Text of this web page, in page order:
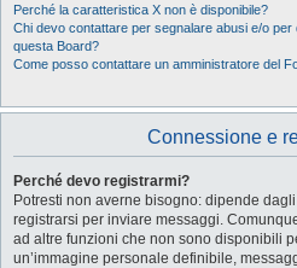
Perché la caratteristica X non è disponibile?
Chi devo contattare per segnalare abusi e/o per
questa Board?
Come posso contattare un amministratore del
Connessione e
Perché devo registrarmi?
Potresti non averne bisogno: dipende
registrarsi per inviare messaggi.
ad altre funzioni che non sono disponibili
un’immagine personale definibile,